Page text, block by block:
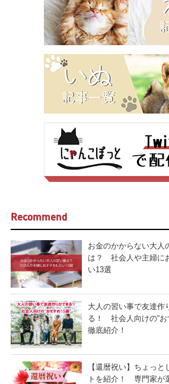
Recommend
お金のかからない大人
は？ 社会人や主婦に
い13選
大人の習い事で友達作
る！ 社会人向けの“お
徹底紹介！
【還暦祝い】ちょっと
トを紹介！ 専門家が